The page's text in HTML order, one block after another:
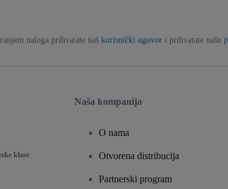
naloga prihvatate naš korisnički ugovori prihvatate našu
klase
Naša kompanija
O nama
Otvorena distribucija
Partnerski program